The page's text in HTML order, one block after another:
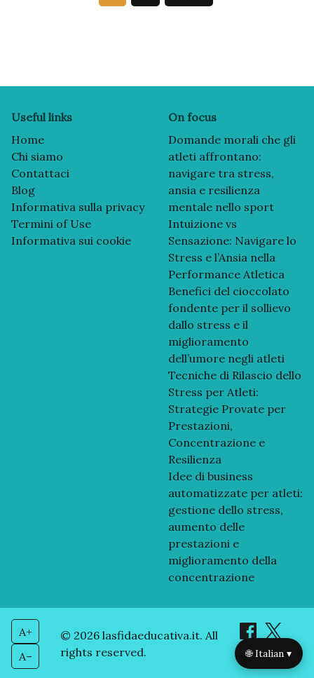
Useful links
Home
Chi siamo
Contattaci
Blog
Informativa sulla privacy
Termini of Use
Informativa sui cookie
On focus
Domande morali che gli
atleti affrontano:
navigare tra stress,
ansia e resilienza
mentale nello sport
Intuizione vs
Sensazione: Navigare lo
Stress e l’Ansia nella
Performance Atletica
Benefici del cioccolato
fondente per il sollievo
dallo stress e il
miglioramento
dell’umore negli atleti
Tecniche di Rilascio dello
Stress per Atleti:
Strategie Provate per
Prestazioni,
Concentrazione e
Resilienza
Idee di business
automatizzate per atleti:
gestione dello stress,
aumento delle
prestazioni e
miglioramento della
concentrazione
A+
A–
© 2026 lasfidaeducativa.it. All
rights reserved.
🌐 Italian ▾